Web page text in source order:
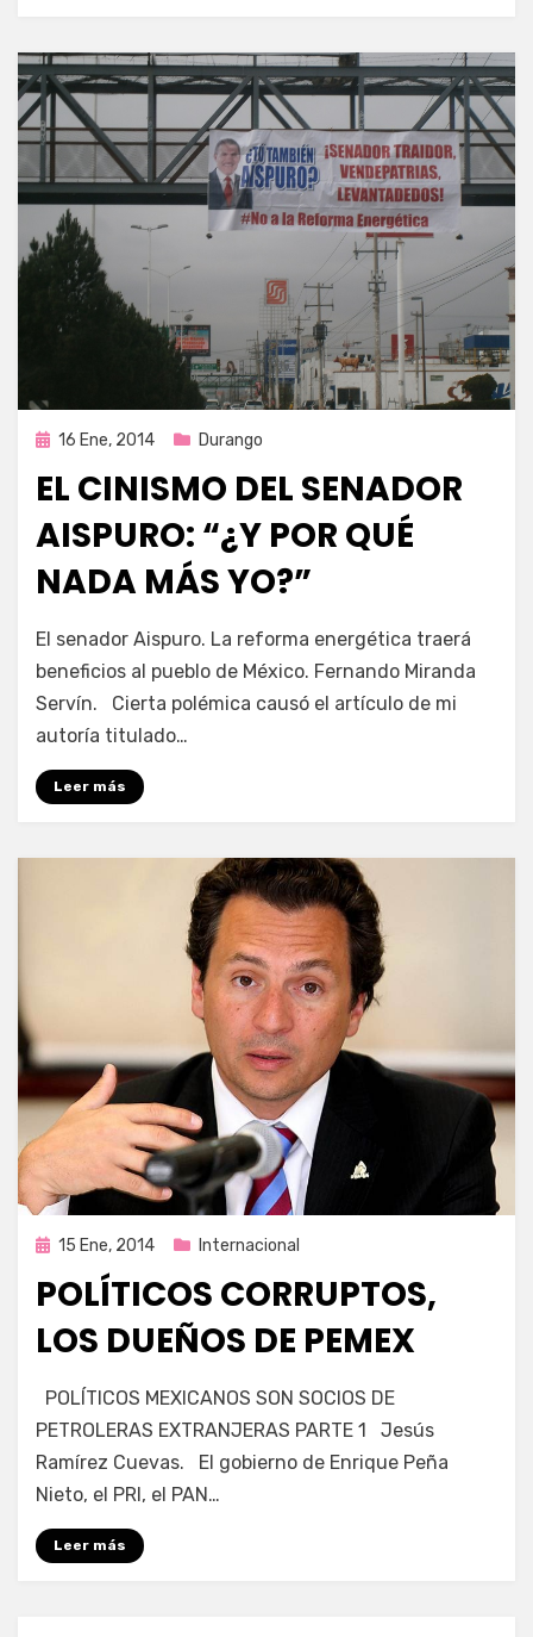
Publicada
16 Ene, 2014 Durango
EL CINISMO DEL SENADOR
AISPURO: “¿Y POR QUÉ
NADA MÁS YO?”
Enrique
El senador Aispuro. La reforma energética traerá
beneficios al pueblo de México. Fernando Miranda
Servín. Cierta polémica causó el artículo de mi
autoría titulado…
Leer más
Publicada
15 Ene, 2014 Internacional
POLÍTICOS CORRUPTOS,
LOS DUEÑOS DE PEMEX
porEnrique
POLÍTICOS MEXICANOS SON SOCIOS DE
PETROLERAS EXTRANJERAS PARTE 1 Jesús
Ramírez Cuevas. El gobierno de Enrique Peña
Nieto, el PRI, el PAN…
Leer más